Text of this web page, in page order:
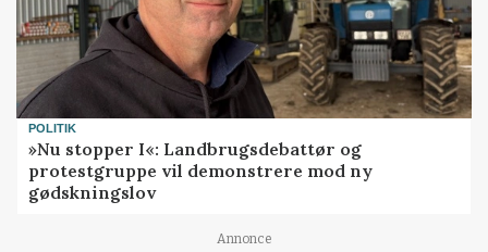
POLITIK
»Nu stopper I«: Landbrugsdebattør og
protestgruppe vil demonstrere mod ny
gødskningslov
Annonce